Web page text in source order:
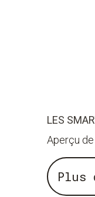
LES
Aperçu
Plus